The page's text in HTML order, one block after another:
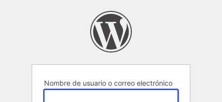
Nombre de usuario o correo electrónico